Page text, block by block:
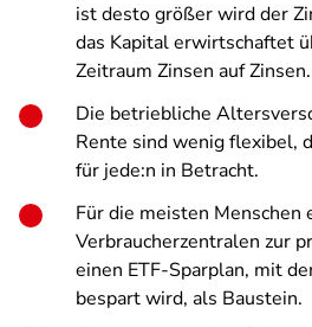
ist desto größer wird der
das Kapital erwirtschaftet
Zeitraum Zinsen auf Zinsen.
Die betriebliche
Rente sind wenig flexibel,
für jede:n in Betracht.
Für die meisten Menschen
Verbraucherzentralen zur
einen ETF-Sparplan, mit
bespart wird, als Baustein.